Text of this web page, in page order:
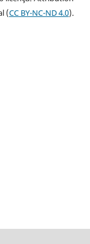
(CC BY-NC-ND 4.0).